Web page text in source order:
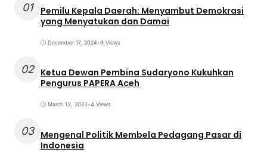
01
Pemilu Kepala Daerah: Menyambut Demokrasi
yang Menyatukan dan Damai
December 17, 2024•9 Views
02 Ketua Dewan Pembina Sudaryono Kukuhkan
Pengurus PAPERA Aceh
March 13, 2023•4 Views
03 Mengenal Politik Membela Pedagang Pasar di
Indonesia